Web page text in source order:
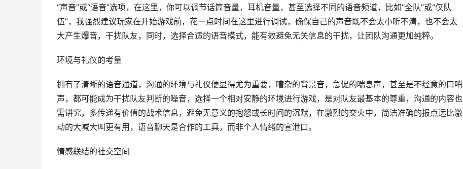
“声音”或“语音”选项，在这里，你可以调节话筒音量，耳机音量，甚至选择不同的语音频道，比如“全队”或“仅队
伍”，我强烈建议玩家在开始游戏前，花一点时间在这里进行调试，确保自己的声音既不会太小听不清，也不会太
大产生爆音，干扰队友，同时，选择合适的语音模式，能有效避免无关信息的干扰，让团队沟通更加纯粹。
环境与礼仪的考量
拥有了清晰的语音通道，沟通的环境与礼仪便显得尤为重要，嘈杂的背景音，急促的喘息声，甚至是不经意的口哨
声，都可能成为干扰队友判断的噪音，选择一个相对安静的环境进行游戏，是对队友最基本的尊重，沟通的内容也
需讲究，多传递有价值的战术信息，避免无意义的抱怨或长时间的沉默，在激烈的交火中，简洁准确的报点远比激
动的大喊大叫更有用，语音聊天是合作的工具，而非个人情绪的宣泄口。
情感联结的社交空间